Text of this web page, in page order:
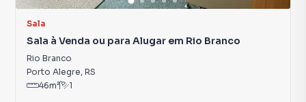
Sala
Sala à Venda ou para Alugar em Rio Branco
Rio Branco
Porto Alegre, RS
46m² 1